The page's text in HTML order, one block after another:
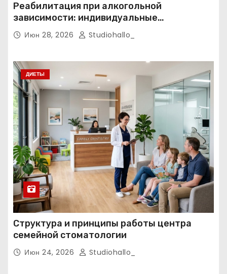
Реабилитация при алкогольной
зависимости: индивидуальные
программы, психотерапия и
ресоциализация при анонимном подходе
Июн 28, 2026 Studiohallo_
ДИЕТЫ
Структура и принципы работы центра
семейной стоматологии
Июн 24, 2026 Studiohallo_